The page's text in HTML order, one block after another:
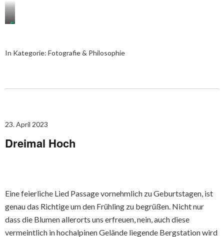
Fotocollage:
In Kategorie: Fotografie & Philosophie
23. April 2023
Dreimal Hoch
Eine feierliche Lied Passage vornehmlich zu Geburtstagen, ist
genau das Richtige um den Frühling zu begrüßen. Nicht nur
dass die Blumen allerorts uns erfreuen, nein, auch diese
vermeintlich in hochalpinen Gelände liegende Bergstation wird